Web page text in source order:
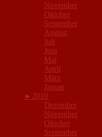
November
Oktober
September
August
Juli
Juni
Mai
April
März
Januar
► 2010
Dezember
November
Oktober
September